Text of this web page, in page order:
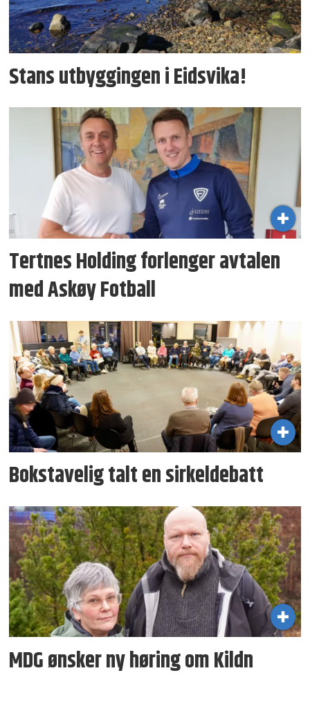
Stans utbyggingen i Eidsvika!
Tertnes Holding forlenger avtalen
med Askøy Fotball
Bokstavelig talt en sirkeldebatt
MDG ønsker ny høring om Kildn